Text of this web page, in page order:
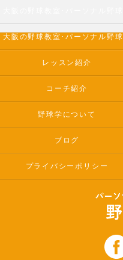
レッスン紹介
コーチ紹介
野球学について
ブログ
プライバシーポリシー